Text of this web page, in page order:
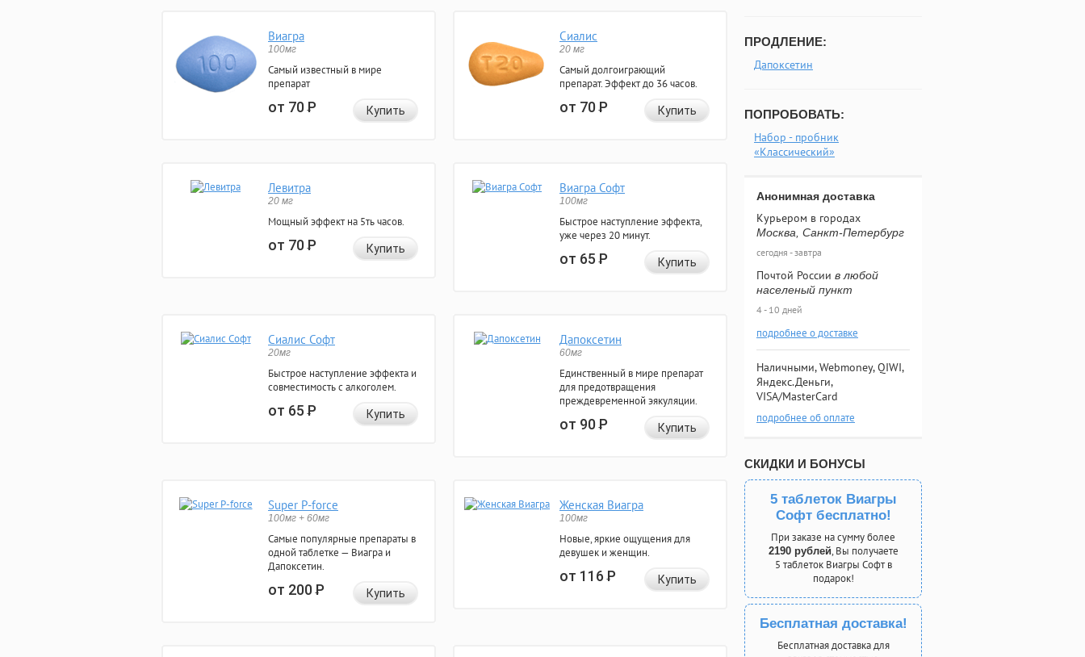
Виагра
100мг
Самый известный в мире
препарат
от 70Р Купить
Сиалис
20 мг
Самый долгоиграющий
препарат. Эффект до 36 часов.
от 70Р Купить
Левитра
20 мг
Мощный эффект на 5ть часов.
от 70Р Купить
Виагра Софт
100мг
Быстрое наступление эффекта,
уже через 20 минут.
от 65Р Купить
Сиалис Софт
20мг
Быстрое наступление эффекта и
совместимость с алкоголем.
от 65Р Купить
Дапоксетин
60мг
Единственный в мире препарат
для предотвращения
преждевременной эякуляции.
от 90Р Купить
Super P-force
100мг + 60мг
Самые популярные препараты в
одной таблетке — Виагра и
Дапоксетин.
от 200Р Купить
Женская Виагра
100мг
Новые, яркие ощущения для
девушек и женщин.
от 116Р Купить
ПРОДЛЕНИЕ:
Дапоксетин
ПОПРОБОВАТЬ:
Набор - пробник
«Классический»
Анонимная доставка
Курьером в городах
Москва, Санкт-Петербург
сегодня - завтра
Почтой России в любой
населеный пункт
4 - 10 дней
подробнее о доставке
Наличными, Webmoney, QIWI,
Яндекс.Деньги,
VISA/MasterCard
подробнее об оплате
СКИДКИ И БОНУСЫ
5 таблеток Виагры
Софт бесплатно!
При заказе на сумму более
2190 рублей, Вы получаете
5 таблеток Виагры Софт в
подарок!
Бесплатная доставка!
Бесплатная доставка для